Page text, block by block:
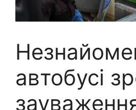
автобусі